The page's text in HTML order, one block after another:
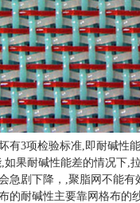
有3项检验标准,即耐碱性
如果耐碱性能差的情况下,
急剧下降，,聚脂网不能有
的耐碱性主要靠网格布的